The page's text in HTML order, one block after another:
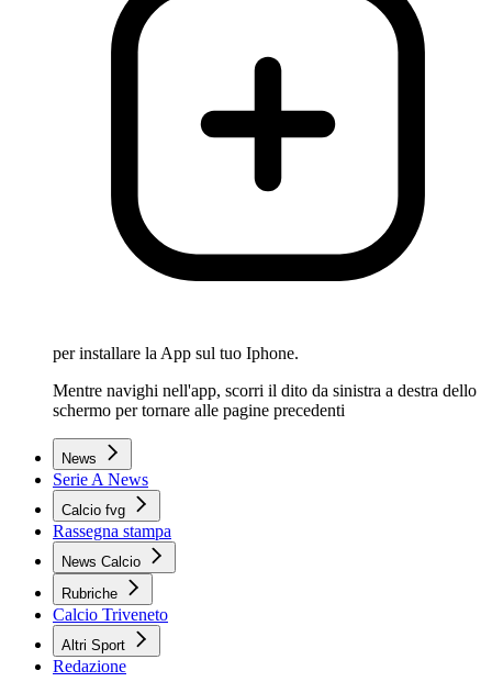
per installare la App sul tuo Iphone.
Mentre navighi nell'app, scorri il dito da sinistra a destra dello
schermo per tornare alle pagine precedenti
News
Serie A News
Calcio fvg
Rassegna stampa
News Calcio
Rubriche
Calcio Triveneto
Altri Sport
Redazione